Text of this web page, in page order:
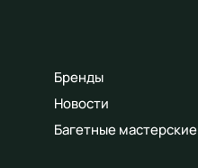
Бренды
Новости
Багетные мастерские